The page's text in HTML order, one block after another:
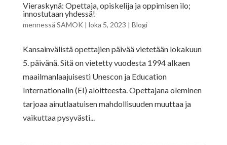
Vieraskynä: Opettaja, opiskelija ja oppimisen ilo;
innostutaan yhdessä!
mennessä SAMOK | loka 5, 2023 | Blogi
Kansainvälistä opettajien päivää vietetään lokakuun
5. päivänä. Sitä on vietetty vuodesta 1994 alkaen
maailmanlaajuisesti Unescon ja Education
Internationalin (EI) aloitteesta. Opettajana oleminen
tarjoaa ainutlaatuisen mahdollisuuden muuttaa ja
vaikuttaa pysyvästi...